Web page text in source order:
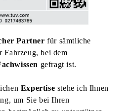
Partner für sämtliche
Fahrzeug, bei dem
gefragt ist.
Expertise stehe ich Ihnen
um Sie bei Ihren